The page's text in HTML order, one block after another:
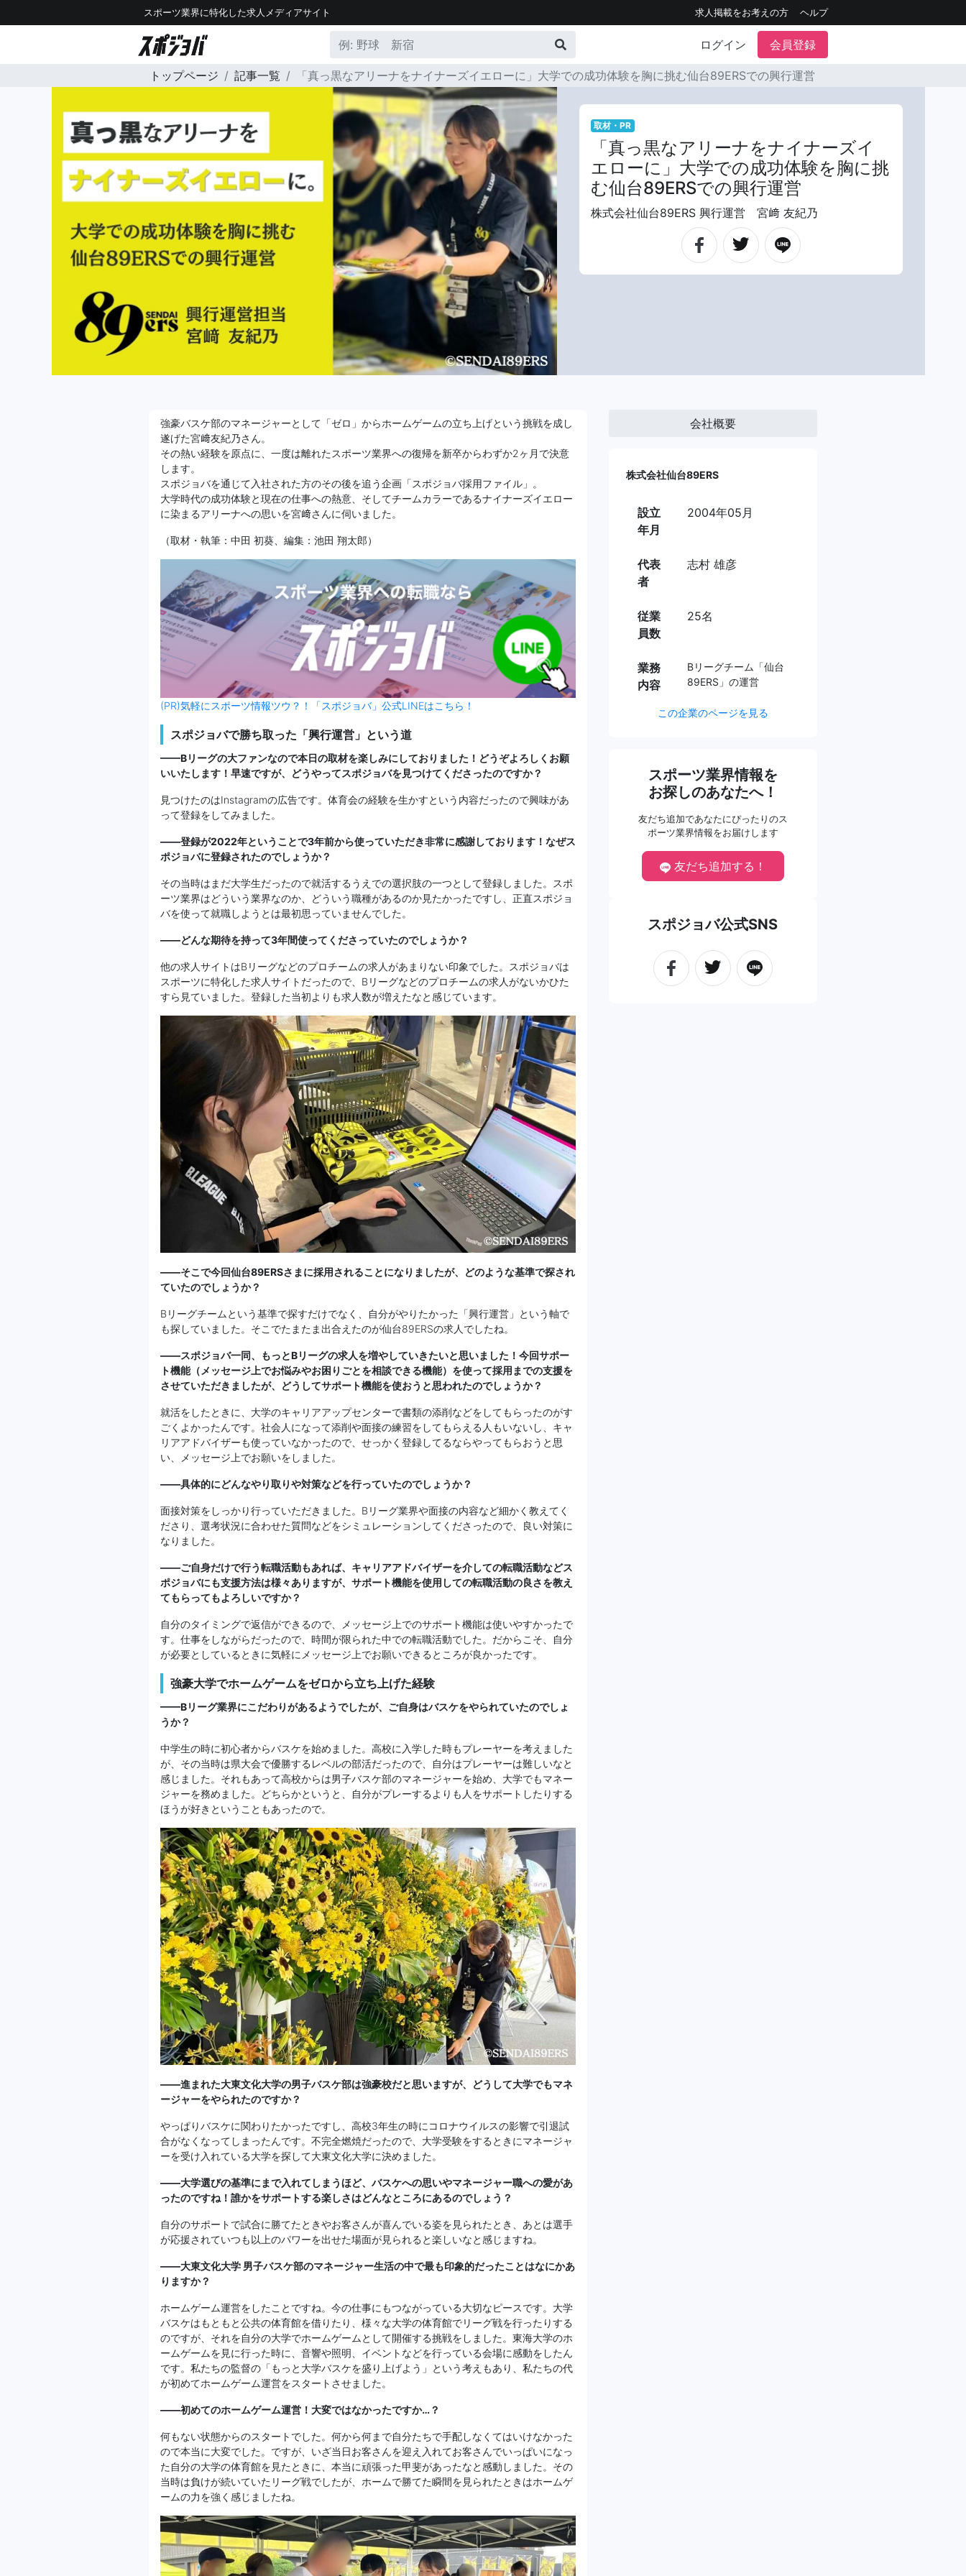
スポーツ業界に特化した求人メディアサイト 求人掲載をお考えの方 ヘルプ
ログイン 会員登録
トップページ 記事一覧 「真っ黒なアリーナをナイナーズイエローに」大学での成功体験を胸に挑む仙台89ERSでの興行運営
取材・PR
「真っ黒なアリーナをナイナーズイ
エローに」大学での成功体験を胸に挑
む仙台89ERSでの興行運営
株式会社仙台89ERS 興行運営 宮﨑 友紀乃
強豪バスケ部のマネージャーとして「ゼロ」からホームゲームの立ち上げという挑戦を成し
遂げた宮﨑友紀乃さん。
その熱い経験を原点に、一度は離れたスポーツ業界への復帰を新卒からわずか2ヶ月で決意
します。
スポジョバを通じて入社された方のその後を追う企画「スポジョバ採用ファイル」。
大学時代の成功体験と現在の仕事への熱意、そしてチームカラーであるナイナーズイエロー
に染まるアリーナへの思いを宮﨑さんに伺いました。
（取材・執筆：中田 初葵、編集：池田 翔太郎）
(PR)気軽にスポーツ情報ツウ？！「スポジョバ」公式LINEはこちら！
スポジョバで勝ち取った「興行運営」という道
——Bリーグの大ファンなので本日の取材を楽しみにしておりました！どうぞよろしくお願
いいたします！早速ですが、どうやってスポジョバを見つけてくださったのですか？
見つけたのはInstagramの広告です。体育会の経験を生かすという内容だったので興味があ
って登録をしてみました。
——登録が2022年ということで3年前から使っていただき非常に感謝しております！なぜス
ポジョバに登録されたのでしょうか？
その当時はまだ大学生だったので就活するうえでの選択肢の一つとして登録しました。スポ
ーツ業界はどういう業界なのか、どういう職種があるのか見たかったですし、正直スポジョ
バを使って就職しようとは最初思っていませんでした。
——どんな期待を持って3年間使ってくださっていたのでしょうか？
他の求人サイトはBリーグなどのプロチームの求人があまりない印象でした。スポジョバは
スポーツに特化した求人サイトだったので、Bリーグなどのプロチームの求人がないかひた
すら見ていました。登録した当初よりも求人数が増えたなと感じています。
——そこで今回仙台89ERSさまに採用されることになりましたが、どのような基準で探され
ていたのでしょうか？
Bリーグチームという基準で探すだけでなく、自分がやりたかった「興行運営」という軸で
も探していました。そこでたまたま出合えたのが仙台89ERSの求人でしたね。
——スポジョバ一同、もっとBリーグの求人を増やしていきたいと思いました！今回サポー
ト機能（メッセージ上でお悩みやお困りごとを相談できる機能）を使って採用までの支援を
させていただきましたが、どうしてサポート機能を使おうと思われたのでしょうか？
就活をしたときに、大学のキャリアアップセンターで書類の添削などをしてもらったのがす
ごくよかったんです。社会人になって添削や面接の練習をしてもらえる人もいないし、キャ
リアアドバイザーも使っていなかったので、せっかく登録してるならやってもらおうと思
い、メッセージ上でお願いをしました。
——具体的にどんなやり取りや対策などを行っていたのでしょうか？
面接対策をしっかり行っていただきました。Bリーグ業界や面接の内容など細かく教えてく
ださり、選考状況に合わせた質問などをシミュレーションしてくださったので、良い対策に
なりました。
——ご自身だけで行う転職活動もあれば、キャリアアドバイザーを介しての転職活動などス
ポジョバにも支援方法は様々ありますが、サポート機能を使用しての転職活動の良さを教え
てもらってもよろしいですか？
自分のタイミングで返信ができるので、メッセージ上でのサポート機能は使いやすかったで
す。仕事をしながらだったので、時間が限られた中での転職活動でした。だからこそ、自分
が必要としているときに気軽にメッセージ上でお願いできるところが良かったです。
強豪大学でホームゲームをゼロから立ち上げた経験
——Bリーグ業界にこだわりがあるようでしたが、ご自身はバスケをやられていたのでしょ
うか？
中学生の時に初心者からバスケを始めました。高校に入学した時もプレーヤーを考えました
が、その当時は県大会で優勝するレベルの部活だったので、自分はプレーヤーは難しいなと
感じました。それもあって高校からは男子バスケ部のマネージャーを始め、大学でもマネー
ジャーを務めました。どちらかというと、自分がプレーするよりも人をサポートしたりする
ほうが好きということもあったので。
——進まれた大東文化大学の男子バスケ部は強豪校だと思いますが、どうして大学でもマネ
ージャーをやられたのですか？
やっぱりバスケに関わりたかったですし、高校3年生の時にコロナウイルスの影響で引退試
合がなくなってしまったんです。不完全燃焼だったので、大学受験をするときにマネージャ
ーを受け入れている大学を探して大東文化大学に決めました。
——大学選びの基準にまで入れてしまうほど、バスケへの思いやマネージャー職への愛があ
ったのですね！誰かをサポートする楽しさはどんなところにあるのでしょう？
自分のサポートで試合に勝てたときやお客さんが喜んでいる姿を見られたとき、あとは選手
が応援されていつも以上のパワーを出せた場面が見られると楽しいなと感じますね。
——大東文化大学 男子バスケ部のマネージャー生活の中で最も印象的だったことはなにかあ
りますか？
ホームゲーム運営をしたことですね。今の仕事にもつながっている大切なピースです。大学
バスケはもともと公共の体育館を借りたり、様々な大学の体育館でリーグ戦を行ったりする
のですが、それを自分の大学でホームゲームとして開催する挑戦をしました。東海大学のホ
ームゲームを見に行った時に、音響や照明、イベントなどを行っている会場に感動をしたん
です。私たちの監督の「もっと大学バスケを盛り上げよう」という考えもあり、私たちの代
が初めてホームゲーム運営をスタートさせました。
——初めてのホームゲーム運営！大変ではなかったですか…？
何もない状態からのスタートでした。何から何まで自分たちで手配しなくてはいけなかった
ので本当に大変でした。ですが、いざ当日お客さんを迎え入れてお客さんでいっぱいになっ
た自分の大学の体育館を見たときに、本当に頑張った甲斐があったなと感動しました。その
当時は負けが続いていたリーグ戦でしたが、ホームで勝てた瞬間を見られたときはホームゲ
ームの力を強く感じましたね。
会社概要
株式会社仙台89ERS
設立
年月
2004年05月
代表
者
志村 雄彦
従業
員数
25名
業務
内容
Bリーグチーム「仙台
89ERS」の運営
この企業のページを見る
スポーツ業界情報を
お探しのあなたへ！
友だち追加であなたにぴったりのス
ポーツ業界情報をお届けします
友だち追加する！
スポジョバ公式SNS